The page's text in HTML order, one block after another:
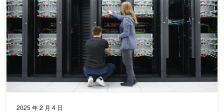
2025 年 2 月 4 日